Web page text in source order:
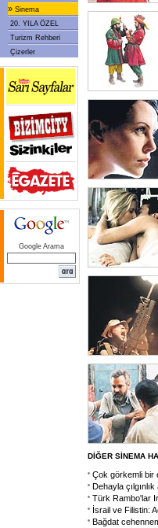
» Sinema
20. YILA ÖZEL
Turizm Rehberi
Çizerler
Google Arama
DİĞER SİNEMA
Çok görkemli bir
Dehayla
Türk Rambo'lar
İsrail ve Filistin:
Bağdat